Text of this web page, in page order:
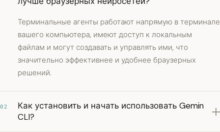
Терминальные агенты работают напрямую в терминале
вашего компьютера, имеют доступ к локальным
файлам и могут создавать и управлять ими, что
значительно эффективнее и удобнее браузерных
решений.
02
Как установить и начать использовать Gemin
CLI?